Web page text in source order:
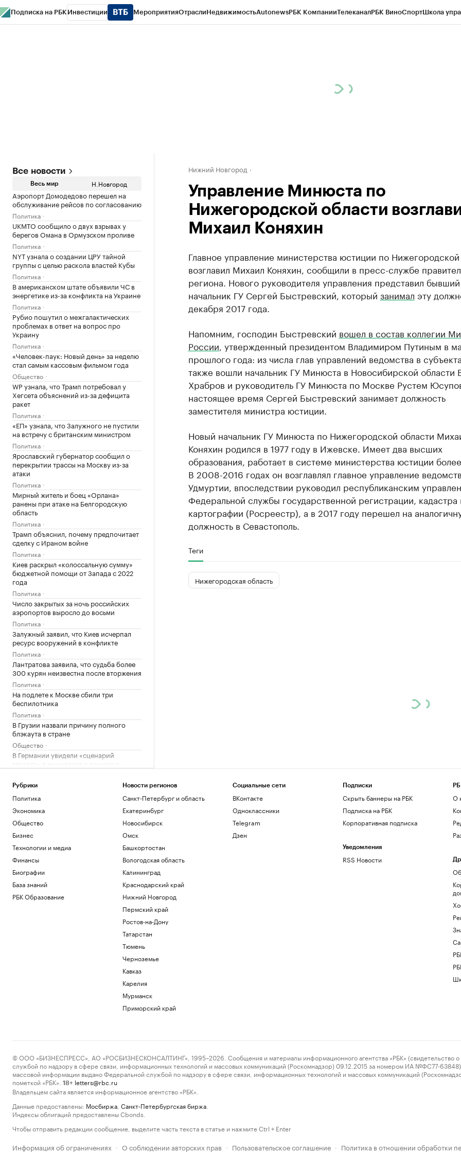
Подписка на РБК Инвестиции МероприятияОтраслиНедвижимостьAutonewsРБК КомпанииТелеканалРБК ВиноСпортШкола
Все новости
Весь мир Н.Новгород
Аэропорт Домодедово перешел на
обслуживание рейсов по согласованию
Политика
UKMTO сообщило о двух взрывах у
берегов Омана в Ормузском проливе
Политика
NYT узнала о создании ЦРУ тайной
группы с целью раскола властей Кубы
Политика
В американском штате объявили ЧС в
энергетике из-за конфликта на Украине
Политика
Рубио пошутил о межгалактических
проблемах в ответ на вопрос про
Украину
Политика
«Человек-паук: Новый день» за неделю
стал самым кассовым фильмом года
Общество
WP узнала, что Трамп потребовал у
Хегсета объяснений из-за дефицита
ракет
Политика
«ЕП» узнала, что Залужного не пустили
на встречу с британским министром
Политика
Ярославский губернатор сообщил о
перекрытии трассы на Москву из-за
атаки
Политика
Мирный житель и боец «Орлана»
ранены при атаке на Белгородскую
область
Политика
Трамп объяснил, почему предпочитает
сделку с Ираном войне
Политика
Киев раскрыл «колоссальную сумму»
бюджетной помощи от Запада с 2022
года
Политика
Число закрытых за ночь российских
аэропортов выросло до восьми
Политика
Залужный заявил, что Киев исчерпал
ресурс вооружений в конфликте
Политика
Лантратова заявила, что судьба более
300 курян неизвестна после вторжения
Политика
На подлете к Москве сбили три
беспилотника
Политика
В Грузии назвали причину полного
блэкаута в стране
Общество
В Германии увидели «сценарий
Политика
Украина признала угрозой
нацбезопасности актрису из сериала
«СашаТаня»
Политика
Reuters раскрыл одну из крупнейших
Политика
Нижний Новгород
Управление Минюста по
Нижегородской области
Михаил Коняхин
Главное управление министерства юстиции по Нижегородской
возглавил Михаил Коняхин, сообщили в пресс-службе
региона. Нового руководителя управления представил бывший
начальник ГУ Сергей Быстревский, который занимал эту
декабря 2017 года.
Напомним, господин Быстревский вошел в состав коллегии
России , утвержденный президентом Владимиром Путиным в
прошлого года: из числа глав управлений ведомства в
также вошли начальник ГУ Минюста в Новосибирской области
Храбров и руководитель ГУ Минюста по Москве Рустем
настоящее время Сергей Быстревский занимает должность
заместителя министра юстиции.
Новый начальник ГУ Минюста по Нижегородской области
Коняхин родился в 1977 году в Ижевске. Имеет два высших
образования, работает в системе министерства юстиции более
В 2008-2016 годах он возглавлял главное управление
Удмуртии, впоследствии руководил республиканским
Федеральной службы государственной регистрации, кадастра
картографии (Росреестр), а в 2017 году перешел на
должность в Севастополь.
Теги
Нижегородская область
Рубрики
Политика
Экономика
Общество
Бизнес
Технологии и медиа
Финансы
Биографии
База знаний
РБК Образование
Новости регионов
Санкт-Петербург и область
Екатеринбург
Новосибирск
Омск
Башкортостан
Вологодская область
Калининград
Краснодарский край
Нижний Новгород
Пермский край
Ростов-на-Дону
Татарстан
Тюмень
Черноземье
Кавказ
Карелия
Мурманск
Приморский край
Социальные сети
ВКонтакте
Одноклассники
Telegram
Дзен
Подписки
Скрыть баннеры на РБК
Подписка на РБК
Корпоративная подписка
Уведомления
RSS Новости
О
© ООО «БИЗНЕСПРЕСС», АО «РОСБИЗНЕСКОНСАЛТИНГ», 1995–2026. Сообщения и материалы информационного агентства «РБК» (свидетельство о
службой по надзору в сфере связи, информационных технологий и массовых коммуникаций (Роскомнадзор) 09.12.2015 за номером ИА №ФС77-63848)
массовой информации выдано Федеральной службой по надзору в сфере связи, информационных технологий и массовых коммуникаций
пометкой «РБК».
18+ letters@rbc.ru
Владельцем сайта является информационное агентство «РБК».
Данные предоставлены: Мосбиржа Санкт-Петербургская биржа
Индексы облигаций предоставлены Cbonds.
Чтобы отправить редакции сообщение, выделите часть текста в статье и нажмите Ctrl + Enter
Информация об ограничениях · О соблюдении авторских прав · Пользовательское соглашение · Политика в отношении обработки